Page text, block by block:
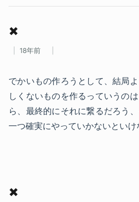
✖
18年前
でかいもの作ろうとして、結局
しくないものを作るっていうの
ら、最終的にそれに繋るだろう
一つ確実にやっていかないといけ
✖